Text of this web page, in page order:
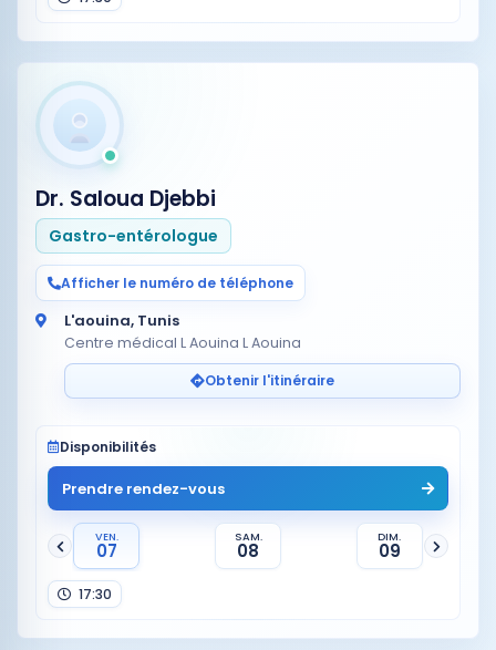
Dr. Saloua Djebbi
Gastro-entérologue
Afficher le numéro de téléphone
L'aouina, Tunis
Centre médical L Aouina L Aouina
Obtenir l'itinéraire
Disponibilités
Prendre rendez-vous
VEN.
07
SAM.
08
DIM.
09
17:30